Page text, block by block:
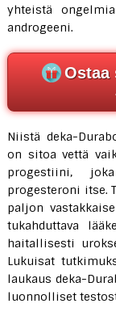
yhteistä
androgeeni.
Ostaa
Niistä deka-
on sitoa vettä
progestiini,
progesteroni itse.
paljon
tukahduttava
haitallisesti
Lukuisat
laukaus deka-
luonnolliset